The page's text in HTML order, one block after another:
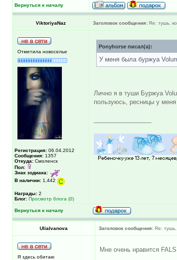
Вернуться к началу
ViktoriyaNaz Заголовок сообщения: Re: тушь,
Отметила новоселье
Регистрация: 06.04.2012
Сообщения: 1357
Откуда: Смоленск
Пол:
Знак зодиака:
В наличии: 1,442
Награды: 2
Блог: Просмотр блога (0)
Ponyhorse писал(а):
У меня была буржуа
Лично я в туши Буржуа
пользуюсь, ресницы у меня
Вернуться к началу
UliaIvanova Заголовок сообщения: Re:
Я здесь обитаю
Мне очень нравится